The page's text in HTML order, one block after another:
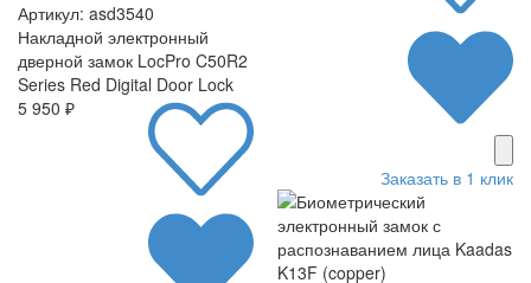
Артикул: asd3540
Накладной электронный
дверной замок LocPro C50R2
Series Red Digital Door Lock
5 950 ₽
Заказать в 1 клик